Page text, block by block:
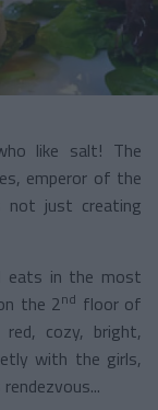
like salt! The
emperor of the
not just creating
eats in the most
the 2nd floor of
cozy, bright,
with the girls,